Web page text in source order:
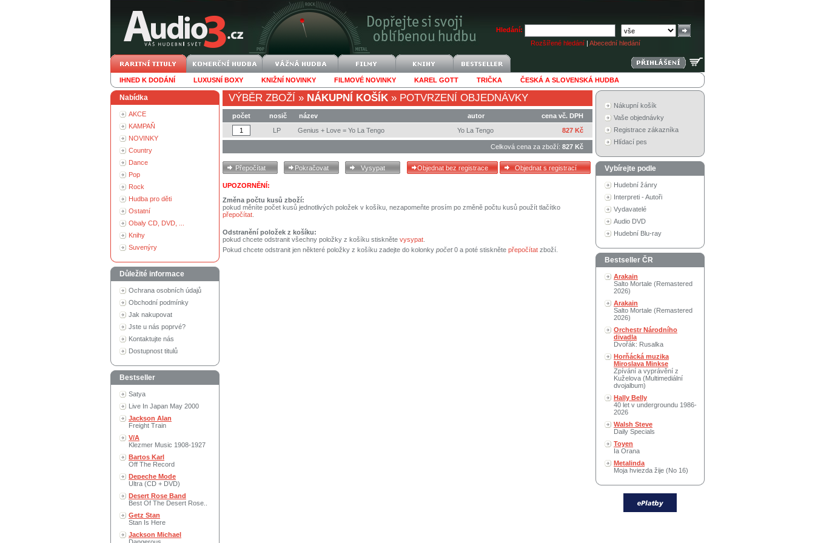
Hledání:
Rozšířené hledání | Abecední hledání
IHNED K DODÁNÍ LUXUSNÍ BOXY KNIŽNÍ NOVINKY FILMOVÉ NOVINKY KAREL GOTT TRIČKA ČESKÁ A SLOVENSKÁ HUDBA
Nabídka
AKCE
KAMPAŇ
NOVINKY
Country
Dance
Pop
Rock
Hudba pro děti
Ostatní
Obaly CD, DVD, ...
Knihy
Suvenýry
Důležité informace
Ochrana osobních údajů
Obchodní podmínky
Jak nakupovat
Jste u nás poprvé?
Kontaktujte nás
Dostupnost titulů
Bestseller
Satya
Live In Japan May 2000
Jackson Alan
Freight Train
V/A
Klezmer Music 1908-1927
Bartos Karl
Off The Record
Depeche Mode
Ultra (CD + DVD)
Desert Rose Band
Best Of The Desert Rose..
Getz Stan
Stan Is Here
Jackson Michael
VÝBĚR ZBOŽÍ » NÁKUPNÍ KOŠÍK » POTVRZENÍ OBJEDNÁVKY
počet nosič název autor
cena vč. DPH
LP
Genius + Love = Yo La Tengo Yo La Tengo 827 Kč
Celková cena za zboží: 827 Kč
UPOZORNĚNÍ:
Změna počtu kusů zboží:
pokud měníte počet kusů jednotlivých položek v košíku, nezapomeňte prosím po změně počtu kusů použít tlačítko
přepočítat
Odstranění položek z košíku:
pokud chcete odstranit všechny položky z košíku stiskněte vysypat
Pokud chcete odstranit jen některé položky z košíku zadejte do kolonky počet0 a poté stiskněte přepočítat zboží.
Nákupní košík
Vaše objednávky
Registrace zákazníka
Hlídací pes
Vybírejte podle
Hudební žánry
Interpreti - Autoři
Vydavatelé
Audio DVD
Hudební Blu-ray
Bestseller ČR
Arakain
Salto Mortale (Remastered
2026)
Arakain
Salto Mortale (Remastered
2026)
Orchestr Národního
divadla
Dvořák: Rusalka
Horňácká muzika
Miroslava Minkse
Zpívání a vyprávění z
Kuželova (Multimediální
dvojalbum)
Hally Belly
40 let v undergroundu 1986-
2026
Walsh Steve
Daily Specials
Toyen
Ia Orana
Metalinda
Moja hviezda žije (No 16)